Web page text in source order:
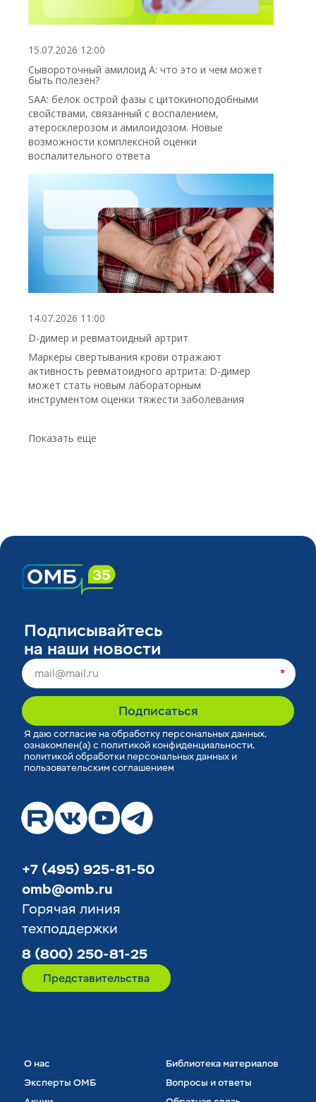
15.07.2026 12:00
Сывороточный амилоид А: что это и чем может
быть полезен?
SAA: белок острой фазы с цитокиноподобными
свойствами, связанный с воспалением,
атеросклерозом и амилоидозом. Новые
возможности комплексной оценки
воспалительного ответа
14.07.2026 11:00
D-димер и ревматоидный артрит
Маркеры свертывания крови отражают
активность ревматоидного артрита: D-димер
может стать новым лабораторным
инструментом оценки тяжести заболевания
Показать еще
Подписывайтесь
на наши новости
*
Подписаться
Я даю согласие на обработку персональных данных,
ознакомлен(а) с политикой конфиденциальности,
политикой обработки персональных данных и
пользовательским соглашением
+7 (495) 925-81-50
omb@omb.ru
Горячая линия
техподдержки
8 (800) 250-81-25
Представительства
О нас
Эксперты ОМБ
Библиотека материалов
Вопросы и ответы